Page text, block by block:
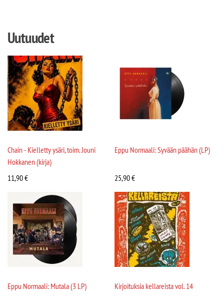
Uutuudet
Chain - Kielletty ysäri, toim. Jouni
Hokkanen (kirja)
11,90€
Eppu Normaali: Syvään päähän (LP)
25,90€
Eppu Normaali: Mutala (3 LP)
Kirjoituksia kellareista vol. 14